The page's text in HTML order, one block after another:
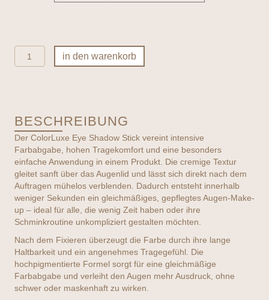
jane
iredale
Stick-
verschiedene
Farben
Menge
in den warenkorb
BESCHREIBUNG
Der ColorLuxe Eye Shadow Stick vereint intensive
Farbabgabe, hohen Tragekomfort und eine besonders
einfache Anwendung in einem Produkt. Die cremige Textur
gleitet sanft über das Augenlid und lässt sich direkt nach dem
Auftragen mühelos verblenden. Dadurch entsteht innerhalb
weniger Sekunden ein gleichmäßiges, gepflegtes Augen-Make-
up – ideal für alle, die wenig Zeit haben oder ihre
Schminkroutine unkompliziert gestalten möchten.
Nach dem Fixieren überzeugt die Farbe durch ihre lange
Haltbarkeit und ein angenehmes Tragegefühl. Die
hochpigmentierte Formel sorgt für eine gleichmäßige
Farbabgabe und verleiht den Augen mehr Ausdruck, ohne
schwer oder maskenhaft zu wirken.